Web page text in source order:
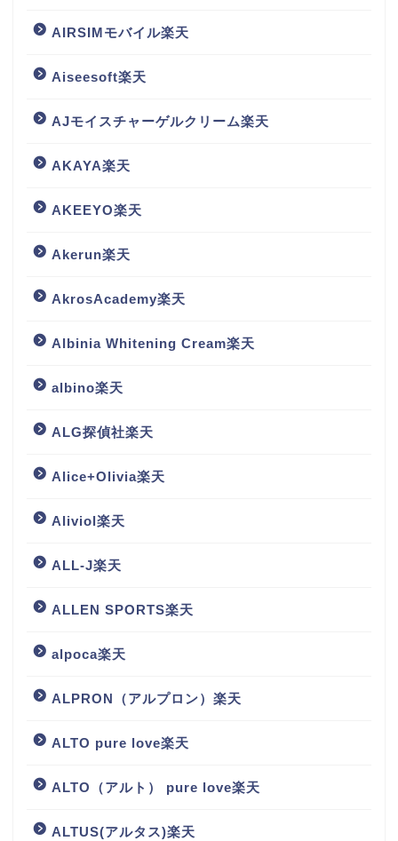
AIRSIMモバイル楽天
Aiseesoft楽天
AJモイスチャーゲルクリーム楽天
AKAYA楽天
AKEEYO楽天
Akerun楽天
AkrosAcademy楽天
Albinia Whitening Cream楽天
albino楽天
ALG探偵社楽天
Alice+Olivia楽天
Aliviol楽天
ALL-J楽天
ALLEN SPORTS楽天
alpoca楽天
ALPRON（アルプロン）楽天
ALTO pure love楽天
ALTO（アルト） pure love楽天
ALTUS(アルタス)楽天